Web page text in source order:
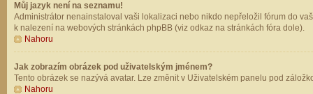
Můj jazyk není na seznamu!
Administrátor nenainstaloval vaši lokalizaci nebo nikdo nepřeložil fórum do
k nalezení na webových stránkách phpBB (viz odkaz na stránkách fóra dole).
Nahoru
Jak zobrazím obrázek pod uživatelským jménem?
Tento obrázek se nazývá avatar. Lze změnit v Uživatelském panelu pod
Nahoru